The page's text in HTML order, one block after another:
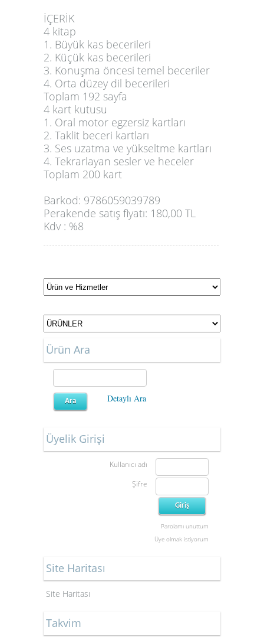
İÇERİK
4 kitap
1. Büyük kas becerileri
2. Küçük kas becerileri
3. Konuşma öncesi temel beceriler
4. Orta düzey dil becerileri
Toplam 192 sayfa
4 kart kutusu
1. Oral motor egzersiz kartları
2. Taklit beceri kartları
3. Ses uzatma ve yükseltme kartları
4. Tekrarlayan sesler ve heceler
Toplam 200 kart
Barkod: 9786059039789
Perakende satış fiyatı: 180,00 TL
Kdv : %8
Ürün Ara
Detaylı Ara
Üyelik Girişi
Kullanıcı adı
Şifre
Parolamı unuttum
Üye olmak istiyorum
Site Haritası
Site Haritası
Takvim